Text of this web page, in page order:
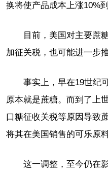
换将使产品成本上涨10%到
目前，美国对主要蔗
加征关税，也可能进一步
事实上，早在19世纪
原本就是蔗糖。而到了上
口糖征收关税等原因导致
将其在美国销售的可乐原
这一调整，至今仍在